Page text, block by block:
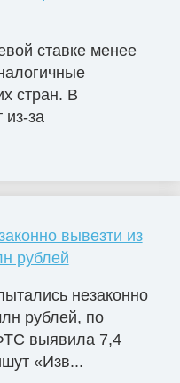
ставке менее
стран. В
из-за
вывезти из
рублей
незаконно
рублей, по
выявила 7,4
«Изв...